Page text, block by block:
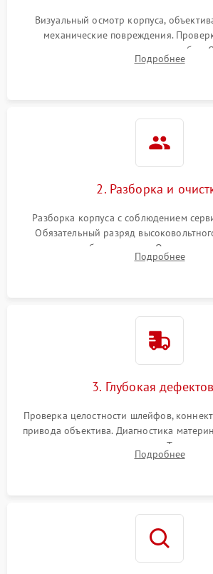
Визуальный осмотр корпуса,
механические повреждения.
включение, считывание кодов ошибок.
матрицы и затвора, проверка работы
Подробнее
2. Разборка и
Разборка корпуса с соблюдением
Обязательный разряд
вспышки для безопасности. Очистка
пыли, песка и следов влаги с
Подробнее
3. Глубокая
Проверка целостности шлейфов,
привода объектива. Диагностика
питания и картоприемника.
затвора и блока внутрикамерной
Подробнее